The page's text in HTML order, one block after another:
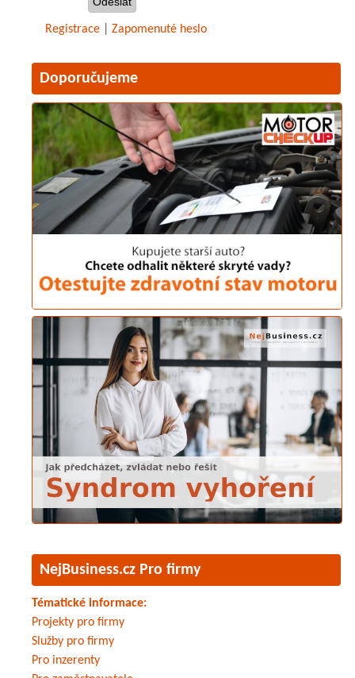
Registrace Zapomenuté heslo
Doporučujeme
NejBusiness.cz Pro firmy
Tématické informace:
Projekty pro firmy
Služby pro firmy
Pro inzerenty